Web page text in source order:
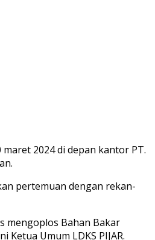
2024 di depan kantor PT.
pertemuan dengan rekan-
mengoplos Bahan Bakar
Umum LDKS PIJAR.